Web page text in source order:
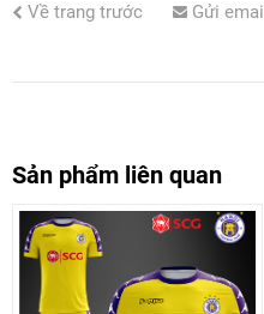
Về trang trước Gửi email
Sản phẩm liên quan